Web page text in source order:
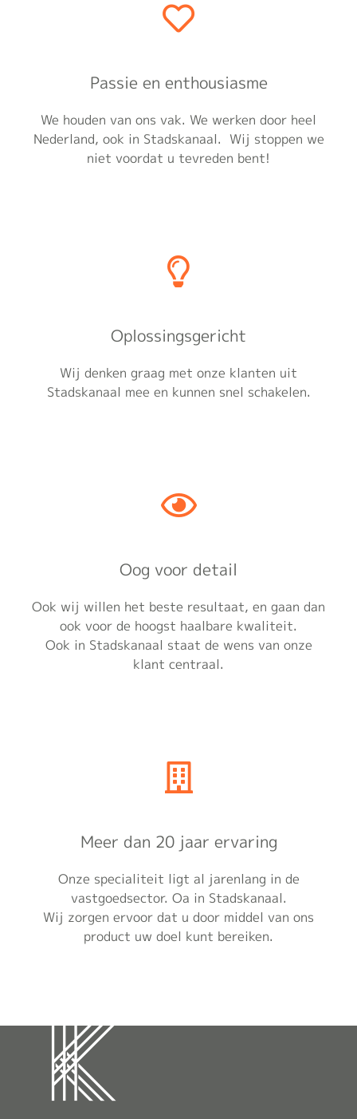
Passie en enthousiasme
We houden van ons vak. We werken door heel
Nederland, ook in Stadskanaal. Wij stoppen we
niet voordat u tevreden bent!
Oplossingsgericht
Wij denken graag met onze klanten uit
Stadskanaal mee en kunnen snel schakelen.
Oog voor detail
Ook wij willen het beste resultaat, en gaan dan
ook voor de hoogst haalbare kwaliteit.
Ook in Stadskanaal staat de wens van onze
klant centraal.
Meer dan 20 jaar ervaring
Onze specialiteit ligt al jarenlang in de
vastgoedsector. Oa in Stadskanaal.
Wij zorgen ervoor dat u door middel van ons
product uw doel kunt bereiken.